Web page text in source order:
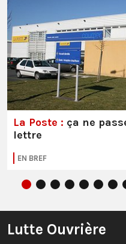
La Poste : ça ne
lettre
EN BREF
Lutte Ouvrière